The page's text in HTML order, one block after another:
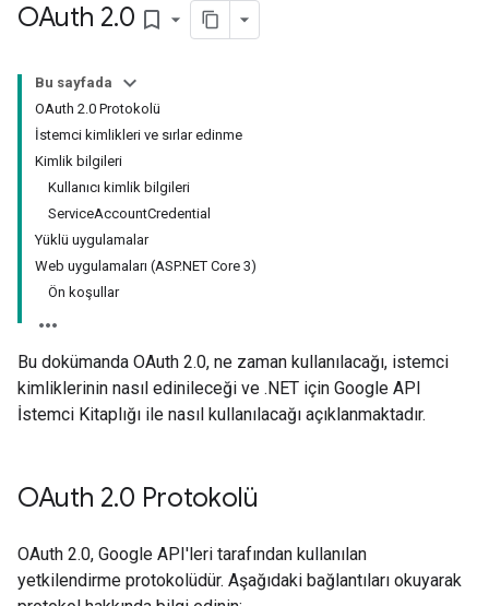
OAuth 2.0 bookmark_border
Bu sayfada
OAuth 2.0 Protokolü
İstemci kimlikleri ve sırlar edinme
Kimlik bilgileri
Kullanıcı kimlik bilgileri
ServiceAccountCredential
Yüklü uygulamalar
Web uygulamaları (ASP.NET Core 3)
Ön koşullar
Bu dokümanda OAuth 2.0, ne zaman kullanılacağı, istemci
kimliklerinin nasıl edinileceği ve .NET için Google API
İstemci Kitaplığı ile nasıl kullanılacağı açıklanmaktadır.
OAuth 2.0 Protokolü
OAuth 2.0, Google API'leri tarafından kullanılan
yetkilendirme protokolüdür. Aşağıdaki bağlantıları okuyarak